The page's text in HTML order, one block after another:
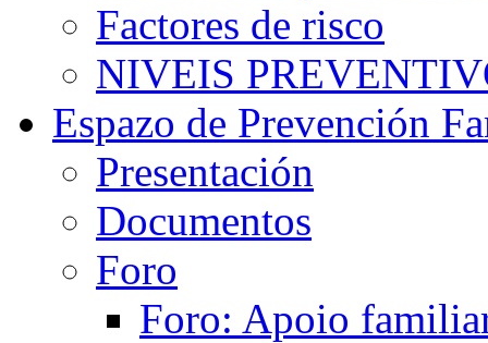
Factores de risco
NIVEIS
Espazo de Prevención
Presentación
Documentos
Foro
Foro: Apoio